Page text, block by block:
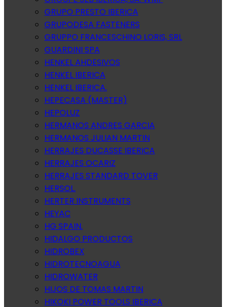
GRUPO PRESTO IBERICA
GRUPODESA FASTENERS
GRUPPO FRANCESCHINO LORIS, SRL
GUARDINI SPA
HENKEL AHDESIVOS
HENKEL IBERICA
HENKEL IBERICA.
HEPECASA (MASTER)
HEPOLUZ
HERMANOS ANDRES GARCIA
HERMANOS JULIAN MARTIN
HERRAJES DUCASSE IBERICA
HERRAJES OCARIZ
HERRAJES STANDARD TOVER
HERSOL.
HERTER INSTRUMENTS
HEYAC
HG SPAIN.
HIDALGO PRODUCTOS
HIDROBEX
HIDROTECNOAGUA
HIDROWATER
HIJOS DE TOMAS MARTIN
HIKOKI POWER TOOLS IBERICA